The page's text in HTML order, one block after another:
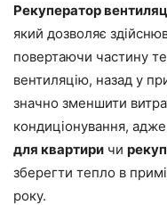
Рекуператор
який дозволяє
повертаючи частину
вентиляцію, назад у
значно зменшити
кондиціонування,
для квартири чи
зберегти тепло в
року.